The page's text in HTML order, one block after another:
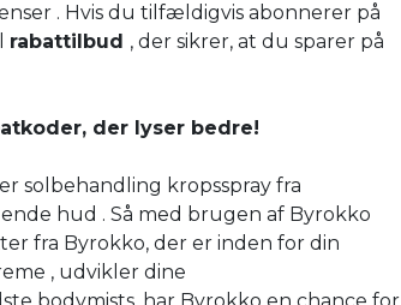
. Hvis du tilfældigvis abonnerer på
rabattilbud , der sikrer, at du sparer på
der lyser bedre!
solbehandling kropsspray fra
hud . Så med brugen af Byrokko
fra Byrokko, der er inden for din
, udvikler dine